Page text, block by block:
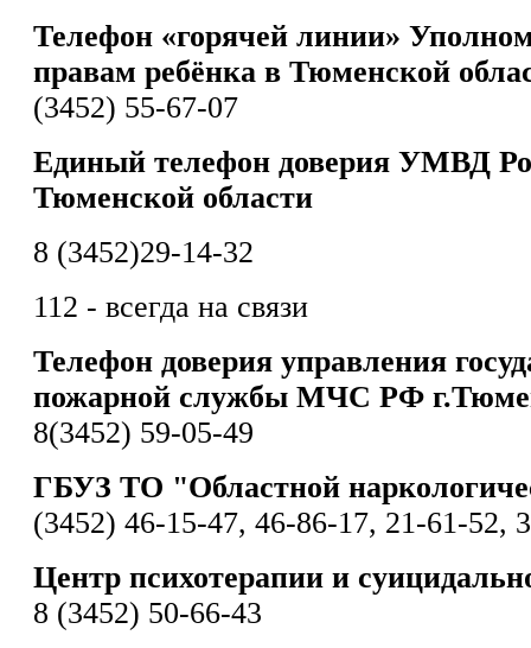
Телефон «горячей линии»
правам ребёнка в Тюменской
(3452) 55-67-07
Единый телефон доверия УМВД
Тюменской области
8 (3452)29-14-32
112 - всегда на связи
Телефон доверия управления
пожарной службы МЧС РФ
8(3452) 59-05-49
ГБУЗ ТО "Областной
(3452) 46-15-47, 46-86-17, 21-61-52,
Центр психотерапии и
8 (3452) 50-66-43